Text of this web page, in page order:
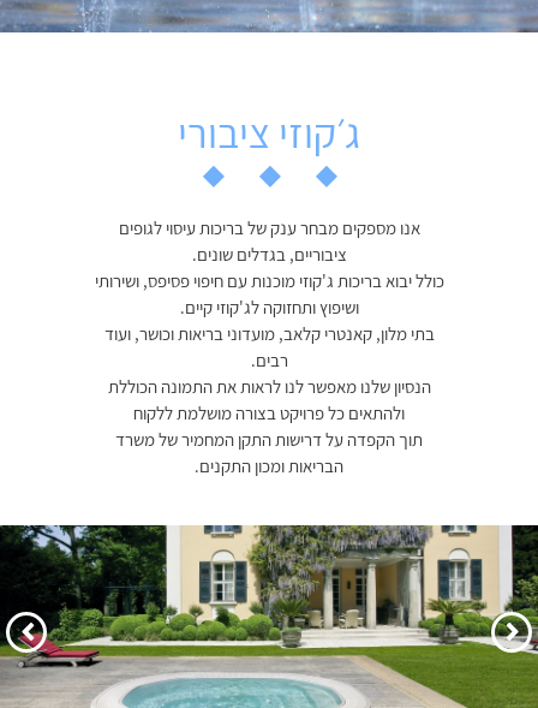
ג׳קוזי ציבורי
אנו מספקים מבחר ענק של בריכות עיסוי לגופים
ציבוריים, בגדלים שונים.
כולל יבוא בריכות ג'קוזי מוכנות עם חיפוי פסיפס, ושירותי
ושיפוץ ותחזוקה לג'קוזי קיים.
בתי מלון, קאנטרי קלאב, מועדוני בריאות וכושר, ועוד
רבים.
הנסיון שלנו מאפשר לנו לראות את התמונה הכוללת
ולהתאים כל פרויקט בצורה מושלמת ללקוח
תוך הקפדה על דרישות התקן המחמיר של משרד
הבריאות ומכון התקנים.
הבא הקודם